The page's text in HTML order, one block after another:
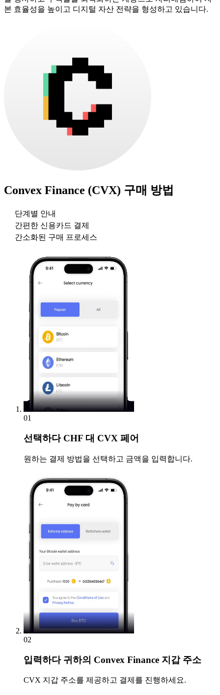
본 효율성을 높이고 디지털 자산 전략을 형성하고 있습니다.
Convex Finance (CVX) 구매 방법
단계별 안내
간편한 신용카드 결제
간소화된 구매 프로세스
01
선택하다CHF 대 CVX 페어
원하는 결제 방법을 선택하고 금액을 입력합니다.
02
입력하다귀하의 Convex Finance 지갑 주소
CVX 지갑 주소를 제공하고 결제를 진행하세요.